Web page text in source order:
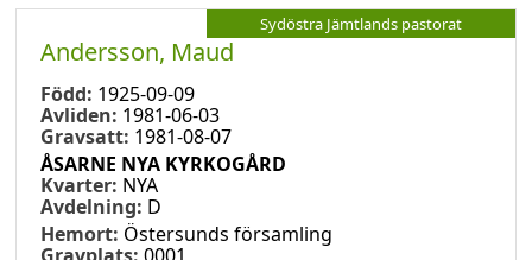
Sydöstra Jämtlands pastorat
Andersson, Maud
Född: 1925-09-09
Avliden: 1981-06-03
Gravsatt: 1981-08-07
ÅSARNE NYA KYRKOGÅRD
Kvarter: NYA
Avdelning: D
Hemort: Östersunds församling